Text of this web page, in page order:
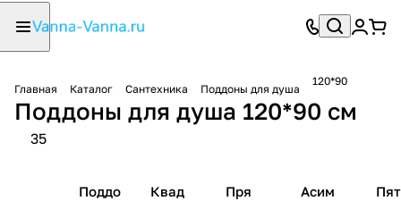
Главная Каталог Сантехника Поддоны для душа
120*90
Поддоны для душа 120*90 см
35
Поддо
Квад
Пря
Асим